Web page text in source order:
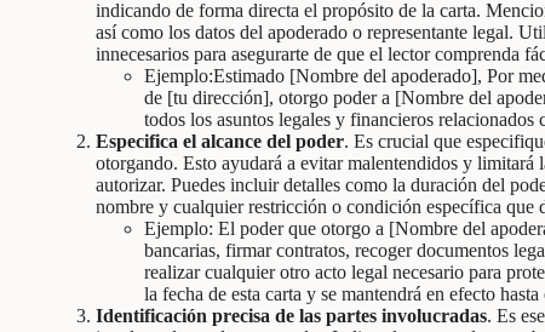
indicando de forma directa el propósito de la carta.
así como los datos del apoderado o representante legal.
innecesarios para asegurarte de que el lector comprenda
Ejemplo:Estimado [Nombre del apoderado], Por
de [tu dirección], otorgo poder a [Nombre del
todos los asuntos legales y financieros
Especifica el alcance del poder. Es crucial que
otorgando. Esto ayudará a evitar malentendidos y limitará
autorizar. Puedes incluir detalles como la duración del
nombre y cualquier restricción o condición específica que
Ejemplo: El poder que otorgo a [Nombre del
bancarias, firmar contratos, recoger documentos
realizar cualquier otro acto legal necesario para
la fecha de esta carta y se mantendrá en efecto
Identificación precisa de las partes involucradas. Es